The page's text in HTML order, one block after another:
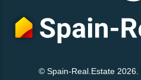
© Spain-Real.Estate